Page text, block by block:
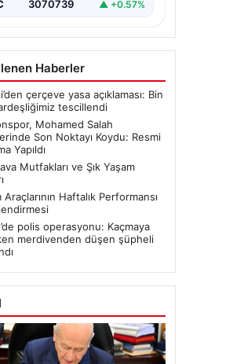
3070739 ▲ +0.57%
Haberler
çerçeve yasa açıklaması: Bin
tescillendi
Mohamed Salah
Son Noktayı Koydu: Resmi
Yapıldı
Mutfakları ve Şık Yaşam
Araçlarının Haftalık Performansı
polis operasyonu: Kaçmaya
merdivenden düşen şüpheli